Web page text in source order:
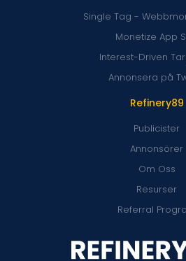
Refinery89
Publicister
Annonsörer
Om Oss
Resurser
Referral
Single Tag -
Monetize App
Interest-Driven
Annonsera på